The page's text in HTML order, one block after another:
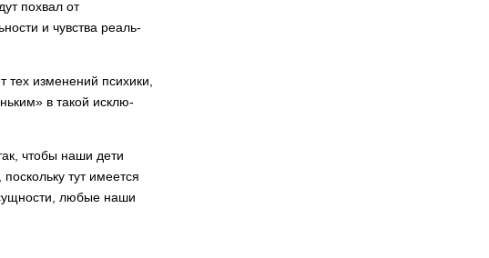
похвал от
и чувства реаль­
тех изменений психики,
в такой исклю­
чтобы наши дети
тут имеется
любые наши